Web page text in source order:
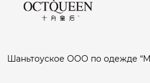
Шаньтоуское ООО по одежде